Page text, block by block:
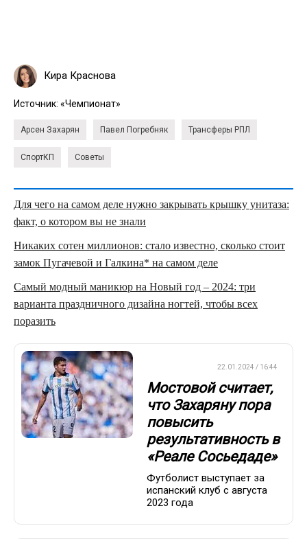
Кира Краснова
Источник: «Чемпионат»
Арсен Захарян Павел Погребняк Трансферы РПЛ
СпортКП Советы
Для чего на самом деле нужно закрывать крышку унитаза:
факт, о котором вы не знали
Никаких сотен миллионов: стало известно, сколько стоит
замок Пугачевой и Галкина* на самом деле
Самый модный маникюр на Новый год – 2024: три
варианта праздничного дизайна ногтей, чтобы всех
поразить
22.01.2024 / 16:44
Мостовой считает,
что Захаряну пора
повысить
результативность в
«Реале Сосьедаде»
Футболист выступает за
испанский клуб с августа
2023 года